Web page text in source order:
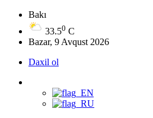
Bakı
33.50 C
Bazar, 9 Avqust 2026
Daxil ol